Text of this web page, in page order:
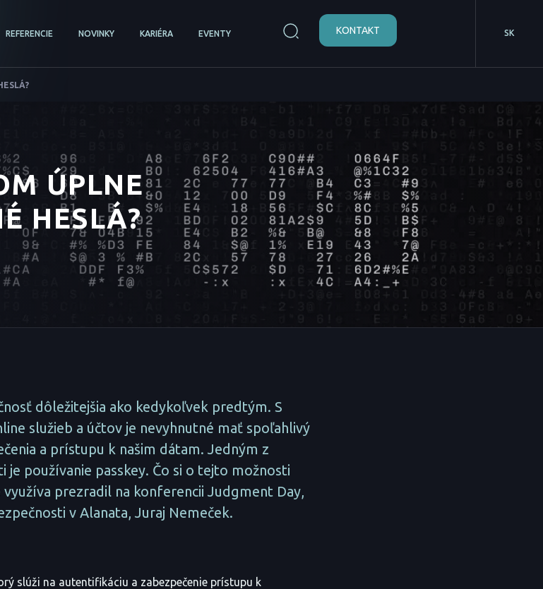
REFERENCIE NOVINKY KARIÉRA EVENTY KONTAKT SK
ÚPLNE
HESLÁ?
dôležitejšia ako kedykoľvek predtým. S
služieb a účtov je nevyhnutné mať spoľahlivý
a prístupu k našim dátam. Jedným z
je používanie passkey. Čo si o tejto možnosti
využíva prezradil na konferencii Judgment Day,
v Alanata, Juraj Nemeček.
slúži na autentifikáciu a zabezpečenie prístupu k